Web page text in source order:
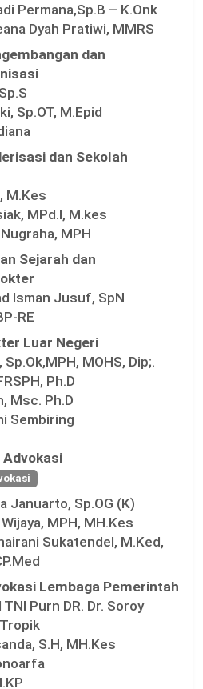
Permana,Sp.B – K.Onk
Dyah Pratiwi, MMRS
dan
Sp.OT, M.Epid
dan Sekolah
M.Kes
MPd.I, M.kes
MPH
Sejarah dan
Isman Jusuf, SpN
RE
Luar Negeri
MOHS, Dip;.
Ph.D
Msc. Ph.D
Sembiring
Advokasi
Januarto, Sp.OG (K)
MPH, MH.Kes
Sukatendel, M.Ked,
Lembaga Pemerintah
Purn DR. Dr. Soroy
S.H, MH.Kes